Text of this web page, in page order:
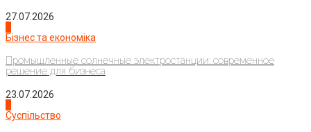
27.07.2026
Бізнес та економіка
Промышленные солнечные электростанции: современное
решение для бизнеса
23.07.2026
Суспільство